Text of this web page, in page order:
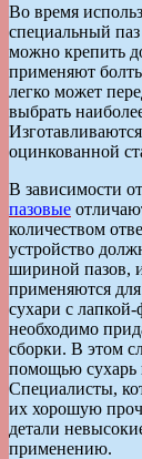
Во время
специальный
можно крепить
применяют
легко может
выбрать
оцинкованной
В зависимости
пазовые
количеством
устройство
шириной пазов,
применяются
сухари с лапкой-
необходимо
сборки. В этом
помощью сухарь
Специалисты,
их хорошую
детали
применению.